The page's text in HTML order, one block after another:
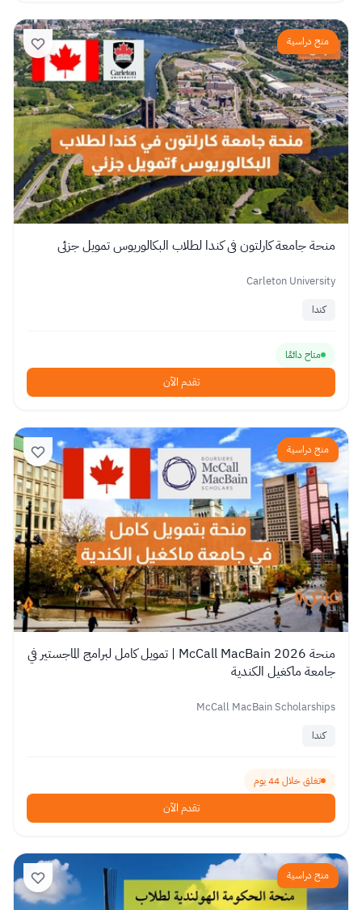
منح دراسية
منحة جامعة كارلتون في كندا لطلاب البكالوريوس تمويل جزئي
Carleton University
كندا
متاح دائمًا
تقدم الآن
منح دراسية
منحة 2026 McCall MacBain | تمويل كامل لبرامج الماجستير في
جامعة ماكغيل الكندية
McCall MacBain Scholarships
كندا
تغلق خلال 44 يوم
تقدم الآن
منح دراسية